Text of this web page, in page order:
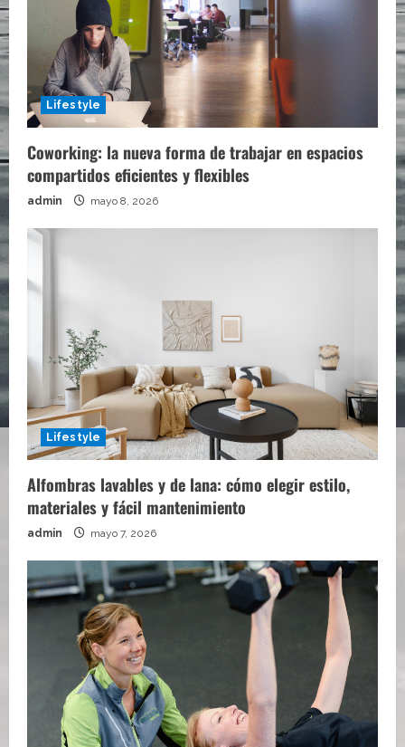
Lifestyle
Coworking: la nueva forma de trabajar en espacios
compartidos eficientes y flexibles
admin mayo 8, 2026
Lifestyle
Alfombras lavables y de lana: cómo elegir estilo,
materiales y fácil mantenimiento
admin mayo 7, 2026